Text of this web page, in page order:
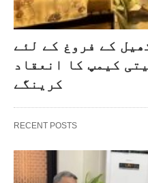
کے فروغ کے لئے
کیمپ کا انعقاد
کرینگے
RECENT POSTS